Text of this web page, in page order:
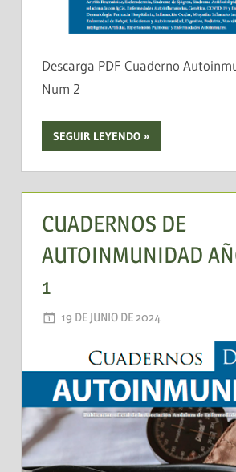
Descarga PDF Cuaderno
Num 2
SEGUIR LEYENDO
CUADERNOS DE
AUTOINMUNIDAD
1
19 DE JUNIO DE 2024